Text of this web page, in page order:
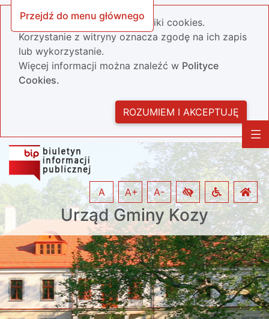
Przejdź do menu głównego
Nasza strona wykorzystuje pliki cookies.
Korzystanie z witryny oznacza zgodę na ich zapis
lub wykorzystanie.
Więcej informacji można znaleźć w Polityce
Cookies.
ROZUMIEM I AKCEPTUJĘ
Urząd Gminy Kozy
A A+ A-